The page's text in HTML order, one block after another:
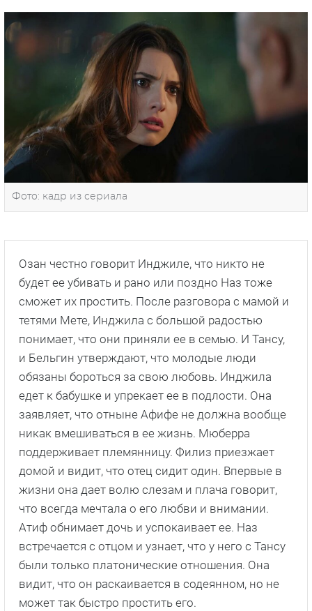
Фото: кадр из сериала
Озан честно говорит Инджиле, что никто не
будет ее убивать и рано или поздно Наз тоже
сможет их простить. После разговора с мамой и
тетями Мете, Инджила с большой радостью
понимает, что они приняли ее в семью. И Тансу,
и Бельгин утверждают, что молодые люди
обязаны бороться за свою любовь. Инджила
едет к бабушке и упрекает ее в подлости. Она
заявляет, что отныне Афифе не должна вообще
никак вмешиваться в ее жизнь. Мюберра
поддерживает племянницу. Филиз приезжает
домой и видит, что отец сидит один. Впервые в
жизни она дает волю слезам и плача говорит,
что всегда мечтала о его любви и внимании.
Атиф обнимает дочь и успокаивает ее. Наз
встречается с отцом и узнает, что у него с Тансу
были только платонические отношения. Она
видит, что он раскаивается в содеянном, но не
может так быстро простить его.